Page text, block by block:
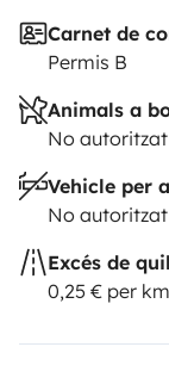
Carnet de
Permis B
Animals a
No autoritzat
Vehicle per
No autoritzat
Excés de
0,25 € per